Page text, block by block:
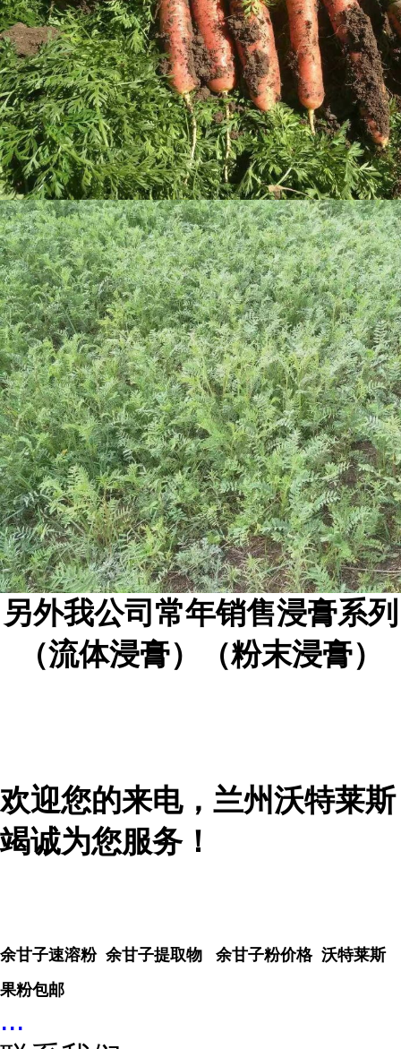
另外我公司常年销售浸膏系列
（流体浸膏）（粉末浸膏）
欢迎您的来电，兰州沃特莱斯
竭诚为您服务！
余甘子速溶粉 余甘子提取物 余甘子粉价格 沃特莱斯
果粉包邮
...